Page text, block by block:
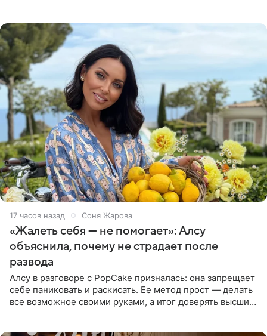
17 часов назад Соня Жарова
«Жалеть себя — не помогает»: Алсу
объяснила, почему не страдает после
развода
Алсу в разговоре с PopCake призналась: она запрещает
себе паниковать и раскисать. Ее метод прост — делать
все возможное своими руками, а итог доверять высшим